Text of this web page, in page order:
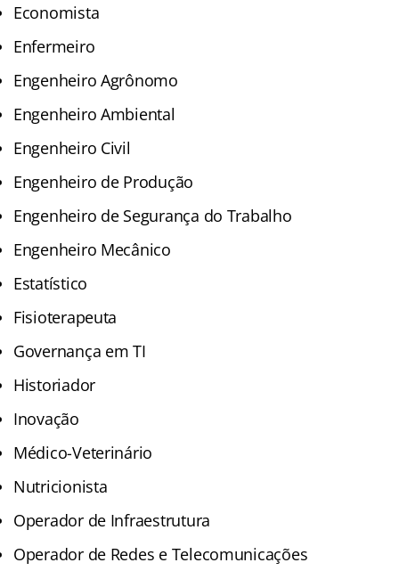
Economista
Enfermeiro
Engenheiro Agrônomo
Engenheiro Ambiental
Engenheiro Civil
Engenheiro de Produção
Engenheiro de Segurança do Trabalho
Engenheiro Mecânico
Estatístico
Fisioterapeuta
Governança em TI
Historiador
Inovação
Médico-Veterinário
Nutricionista
Operador de Infraestrutura
Operador de Redes e Telecomunicações